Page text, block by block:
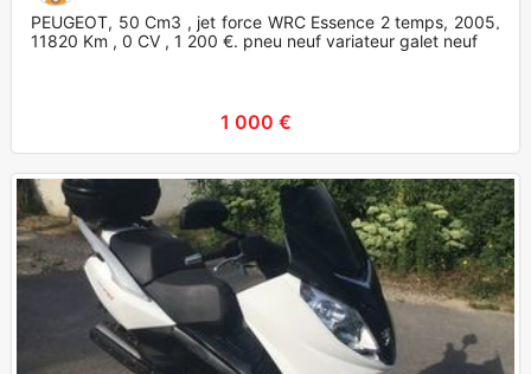
PEUGEOT, 50 Cm3 , jet force WRC Essence 2 temps, 2005,
11820 Km , 0 CV , 1 200 €. pneu neuf variateur galet neuf
1 000 €